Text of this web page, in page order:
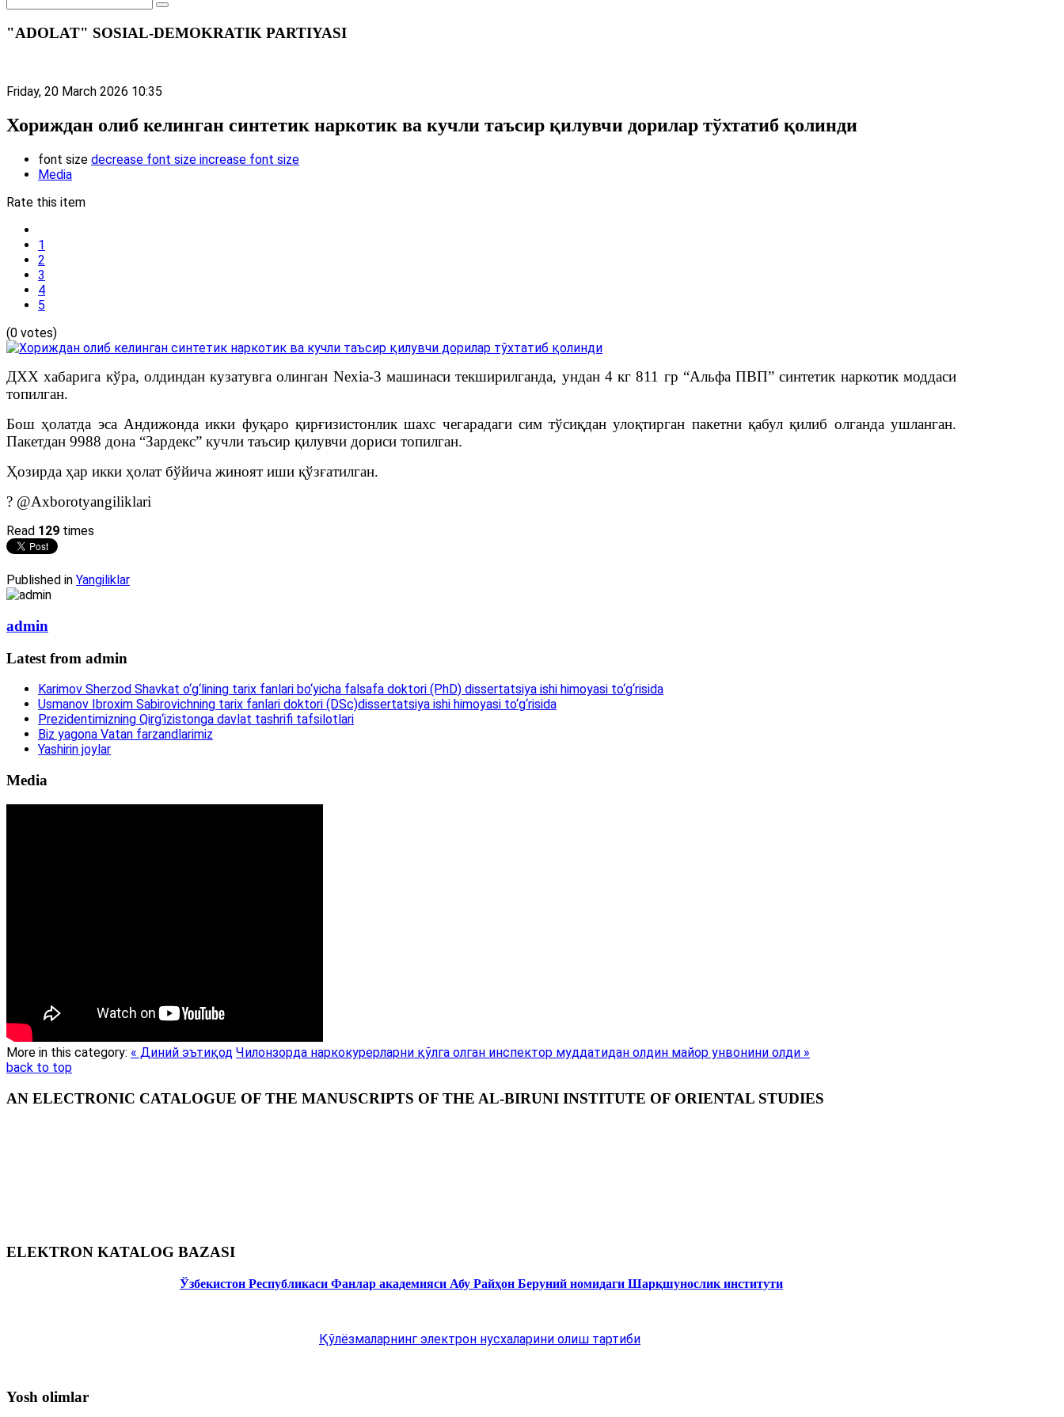
"ADOLAT" SOSIAL-DEMOKRATIK PARTIYASI
Friday, 20 March 2026 10:35
Хориждан олиб келинган синтетик наркотик ва кучли таъсир қилувчи дорилар тўхтатиб қолинди
font size decrease font size increase font size
Media
Rate this item
1
2
3
4
5
(0 votes)
ДХХ хабарига кўра, олдиндан кузатувга олинган Nexia-3 машинаси текширилганда, ундан 4 кг 811 гр “Альфа ПВП” синтетик наркотик моддаси
топилган.
Бош ҳолатда эса Андижонда икки фуқаро қирғизистонлик шахс чегарадаги сим тўсиқдан улоқтирган пакетни қабул қилиб олганда ушланган.
Пакетдан 9988 дона “Зардекс” кучли таъсир қилувчи дориси топилган.
Ҳозирда ҳар икки ҳолат бўйича жиноят иши қўзғатилган.
? @Axborotyangiliklari
Read 129 times
Published in Yangiliklar
admin
Latest from admin
Karimov Sherzod Shavkat o‘g‘lining tarix fanlari bo‘yicha falsafa doktori (PhD) dissertatsiya ishi himoyasi to‘g‘risida
Usmanov Ibroxim Sabirovichning tarix fanlari doktori (DSc)dissertatsiya ishi himoyasi to‘g‘risida
Prezidentimizning Qirg‘izistonga davlat tashrifi tafsilotlari
Biz yagona Vatan farzandlarimiz
Yashirin joylar
Media
More in this category: « Диний эътиқод Чилонзорда наркокурерларни қўлга олган инспектор муддатидан олдин майор унвонини олди »
back to top
AN ELECTRONIC CATALOGUE OF THE MANUSCRIPTS OF THE AL-BIRUNI INSTITUTE OF ORIENTAL STUDIES
ELEKTRON KATALOG BAZASI
Ўзбекистон Республикаси Фанлар академияси Абу Райҳон Беруний номидаги Шарқшунослик институти
Қўлёзмаларнинг электрон нусхаларини олиш тартиби
Yosh olimlar